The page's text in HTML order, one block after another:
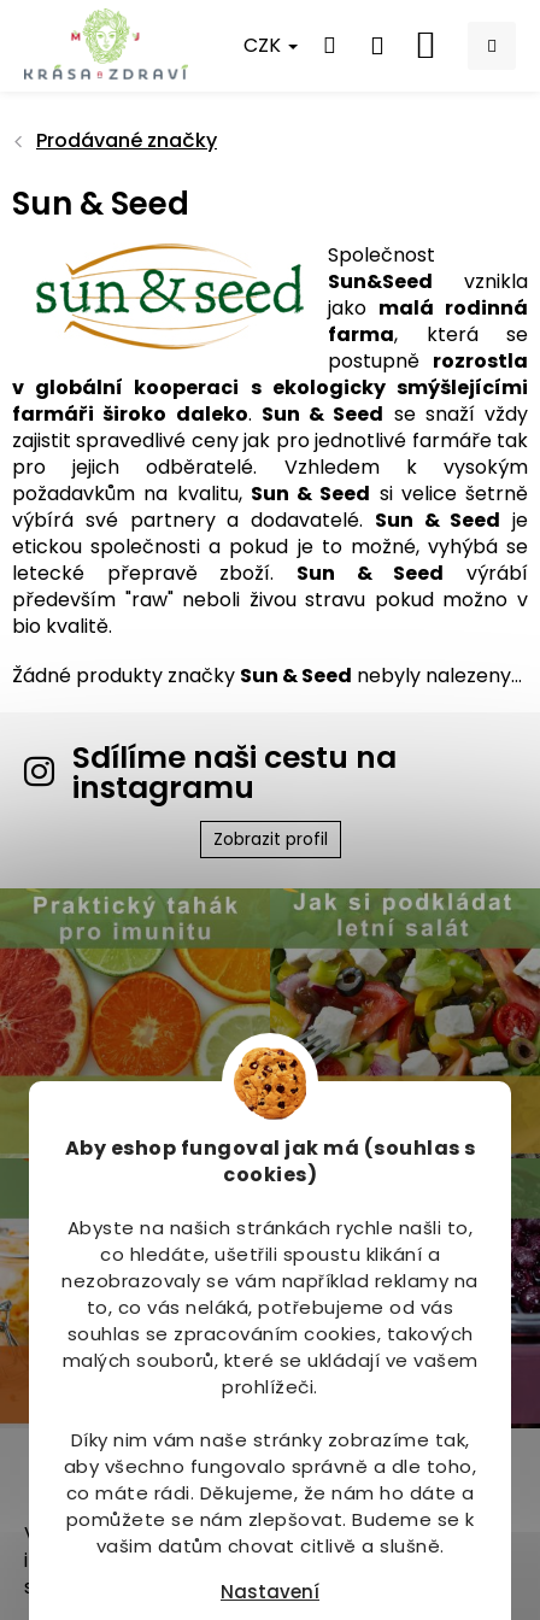
Aby eshop fungoval jak má (souhlas s
cookies)
Abyste na našich stránkách rychle našli to,
co hledáte, ušetřili spoustu klikání a
nezobrazovaly se vám například reklamy na
to, co vás neláká, potřebujeme od vás
souhlas se zpracováním cookies, takových
malých souborů, které se ukládají ve vašem
prohlížeči.
Díky nim vám naše stránky zobrazíme tak,
aby všechno fungovalo správně a dle toho,
co máte rádi. Děkujeme, že nám ho dáte a
pomůžete se nám zlepšovat. Budeme se k
vašim datům chovat citlivě a slušně.
Nastavení
obsah
CZK
NÁKUPNÍ
Prodávané značky
Sun & Seed
Společnost
Sun&Seed vznikla
jako malá rodinná
farma, která se
postupně rozrostla
v globální kooperaci s ekologicky smýšlejícími
farmáři široko daleko. Sun & Seed se snaží vždy
zajistit spravedlivé ceny jak pro jednotlivé farmáře tak
pro jejich odběratelé. Vzhledem k vysokým
požadavkům na kvalitu, Sun & Seed si velice šetrně
výbírá své partnery a dodavatelé. Sun & Seed je
etickou společnosti a pokud je to možné, vyhýbá se
letecké přepravě zboží. Sun & Seed výrábí
především "raw" neboli živou stravu pokud možno v
bio kvalitě.
Žádné produkty značky Sun & Seed nebyly nalezeny...
Sdílíme naši cestu na
instagramu
Zobrazit profil
Odebírat newsletter
Vložte svůj e-mail a my vám budeme zasílat
informace o nových produktech na našem e-
shopu.